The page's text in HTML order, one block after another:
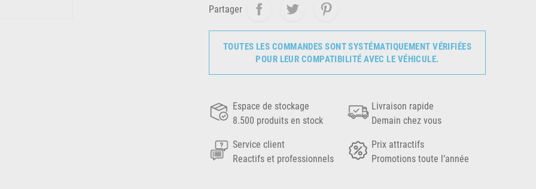
Partager
TOUTES LES COMMANDES SONT SYSTÉMATIQUEMENT VÉRIFIÉES
POUR LEUR COMPATIBILITÉ AVEC LE VÉHICULE.
Espace de stockage
8.500 produits en stock
Livraison rapide
Demain chez vous
Service client
Reactifs et professionnels
Prix attractifs
Promotions toute l’année